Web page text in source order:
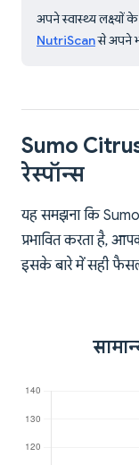
अपने स्वास्थ्य लक्ष्यों
NutriScanसे अपने
Sumo
रेस्पॉन्स
यह समझना कि
प्रभावित करता है,
इसके बारे में सही